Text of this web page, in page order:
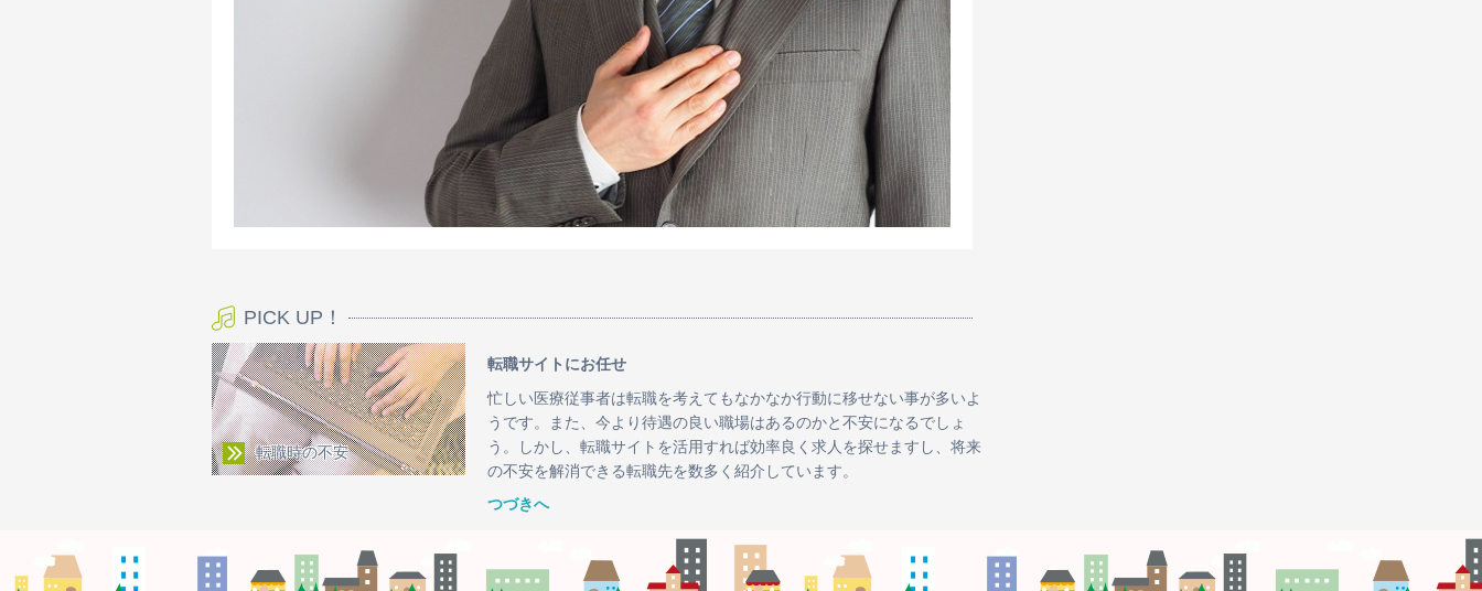
PICK UP！
転職時の不安
転職サイトにお任せ
忙しい医療従事者は転職を考えてもなかなか行動に移せない事が多いよ
うです。また、今より待遇の良い職場はあるのかと不安になるでしょ
う。しかし、転職サイトを活用すれば効率良く求人を探せますし、将来
の不安を解消できる転職先を数多く紹介しています。
つづきへ